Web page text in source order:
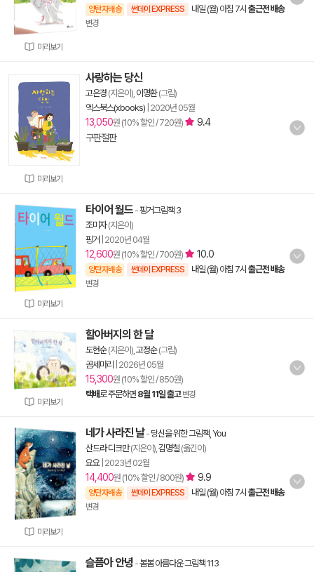
미리보기
양탄자배송 썬데이 EXPRESS 내일 (월) 아침 7시 출근전 배송
변경
미리보기
사랑하는 당신
고은경 (지은이), 이명환(그림)
엑스북스(xbooks) 2020년 05월
13,050원 (10% 할인 / 720원)
9.4
구판절판
미리보기
타이어 월드 -핑거그림책 3
조미자(지은이)
핑거 2020년 04월
12,600원 (10% 할인 / 700원) 10.0
양탄자배송 썬데이 EXPRESS 내일 (월) 아침 7시 출근전 배송
변경
미리보기
할아버지의 한 달
도현순(지은이), 고정순(그림)
곰세마리
2026년 05월
15,300원 (10% 할인 / 850원)
택배로 주문하면 8월 11일 출고 변경
미리보기
네가 사라진 날- 당신을 위한 그림책, You
산드라 디크만(지은이), 김명철 (옮긴이)
요요| 2023년 02월
14,400원 (10% 할인 / 800원) 9.9
양탄자배송 썬데이 EXPRESS 내일 (월) 아침 7시 출근전 배송
변경
슬픔아 안녕 -봄봄 아름다운 그림책 113